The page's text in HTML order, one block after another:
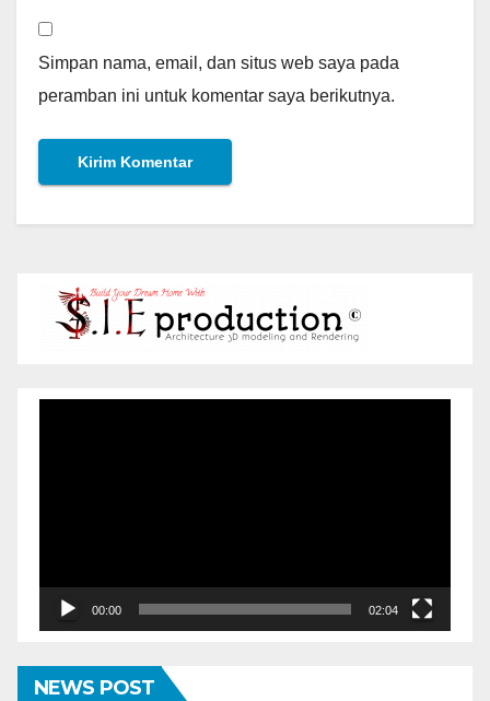
Simpan nama, email, dan situs web saya pada
peramban ini untuk komentar saya berikutnya.
00:00 02:04
NEWS POST